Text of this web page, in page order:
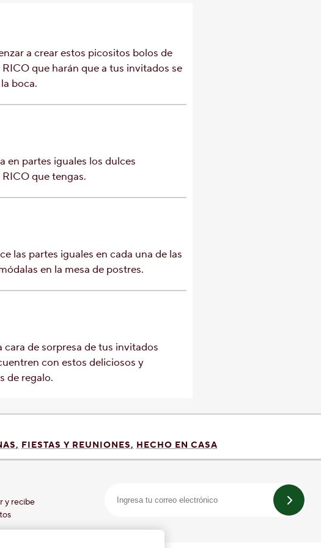
a crear estos picositos bolos de
que harán que a tus invitados se
boca.
en partes iguales los dulces
que tengas.
las partes iguales en cada una de las
en la mesa de postres.
cara de sorpresa de tus invitados
con estos deliciosos y
de regalo.
FIESTAS Y REUNIONES HECHO EN CASA
y recibe